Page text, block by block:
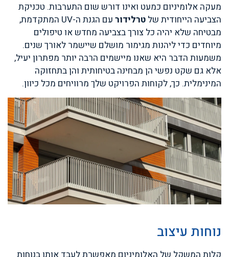
מעקה אלומיניום כמעט ואינו דורש שום התערבות. טכניקת
הצביעה הייחודית של טרלידור
עם הגנת ה-UV המתקדמת,
מבטיחה שלא יהיה כל צורך בצביעה מחדש או טיפולים
מיוחדים כדי ליהנות מגימור מושלם שיישמר לאורך שנים.
משמעות הדבר היא שאנו מיישמים הרבה יותר מפתרון יעיל,
אלא גם שקט נפשי הן מבחינה בטיחותית והן בתחזוקה
המינימלית. כך, לקוחות הפרויקט שלך מרוויחים מכל כיוון.
נוחות עיצוב